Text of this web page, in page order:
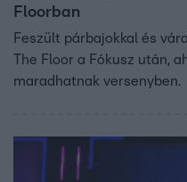
Floorban
Feszült párbajokkal és
The Floor a Fókusz után,
maradhatnak versenyben.